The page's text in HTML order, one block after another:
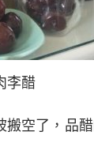
李醋
搬空了，品